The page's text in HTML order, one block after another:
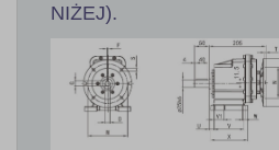
NIŻEJ).